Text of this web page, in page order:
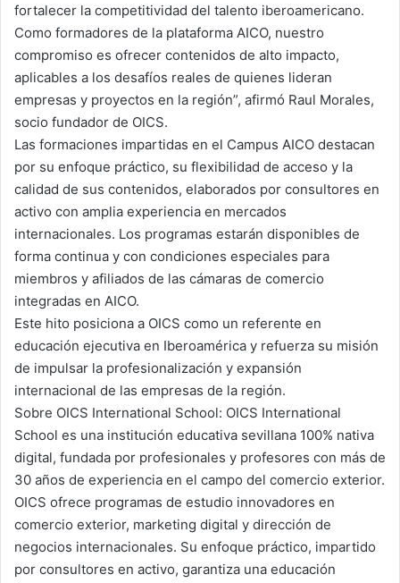
fortalecer la competitividad del talento iberoamericano.
Como formadores de la plataforma AICO, nuestro
compromiso es ofrecer contenidos de alto impacto,
aplicables a los desafíos reales de quienes lideran
empresas y proyectos en la región”, afirmó Raul Morales,
socio fundador de OICS.
Las formaciones impartidas en el Campus AICO destacan
por su enfoque práctico, su flexibilidad de acceso y la
calidad de sus contenidos, elaborados por consultores en
activo con amplia experiencia en mercados
internacionales. Los programas estarán disponibles de
forma continua y con condiciones especiales para
miembros y afiliados de las cámaras de comercio
integradas en AICO.
Este hito posiciona a OICS como un referente en
educación ejecutiva en Iberoamérica y refuerza su misión
de impulsar la profesionalización y expansión
internacional de las empresas de la región.
Sobre OICS International School: OICS International
School es una institución educativa sevillana 100% nativa
digital, fundada por profesionales y profesores con más de
30 años de experiencia en el campo del comercio exterior.
OICS ofrece programas de estudio innovadores en
comercio exterior, marketing digital y dirección de
negocios internacionales. Su enfoque práctico, impartido
por consultores en activo, garantiza una educación